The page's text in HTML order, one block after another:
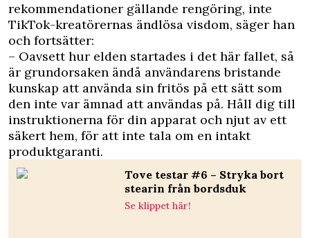
rekommendationer gällande rengöring, inte
TikTok-kreatörernas ändlösa visdom, säger han
och fortsätter:
– Oavsett hur elden startades i det här fallet, så
är grundorsaken ändå användarens bristande
kunskap att använda sin fritös på ett sätt som
den inte var ämnad att användas på. Håll dig till
instruktionerna för din apparat och njut av ett
säkert hem, för att inte tala om en intakt
produktgaranti.
Tove testar #6 – Stryka bort
stearin från bordsduk
Se klippet här!